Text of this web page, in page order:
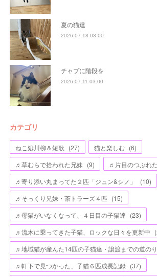
夏の猫達
2026.07.18 03:00
チャプに階段を
2026.07.11 03:00
カテゴリ
ねこ処川柳＆短歌 (27) 猫と楽しむ (6)
♬草むらで拾われた兄妹 (9) ♬片目のつぶれ
♬寄り添い丸まってた２匹「ジュン&シノ」
(10)
♬そっくり兄妹・茶トラーズ４匹 (15)
♬母猫がいなくなって、４日目の子猫達 (23)
♬流木に乗ってきた子猫、ロックな日々を更新中 (
♬地域猫が産んた14匹の子猫達・譲渡までの道のり
♬軒下で見つかった、子猫６匹成長記録 (37)